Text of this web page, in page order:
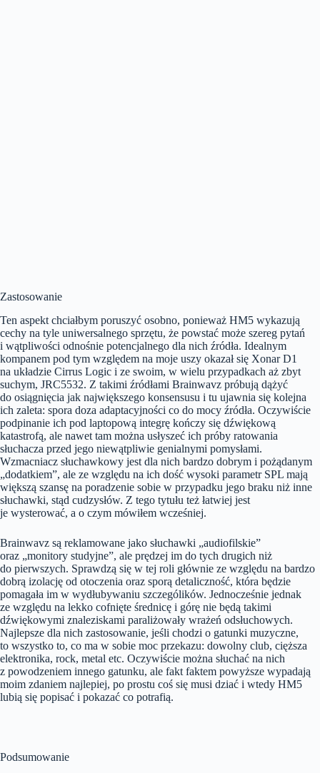
Zastosowanie
Ten aspekt chciałbym poruszyć osobno, ponieważ HM5 wykazują
cechy na tyle uniwersalnego sprzętu, że powstać może szereg pytań
i wątpliwości odnośnie potencjalnego dla nich źródła. Idealnym
kompanem pod tym względem na moje uszy okazał się Xonar D1
na układzie Cirrus Logic i ze swoim, w wielu przypadkach aż zbyt
suchym, JRC5532. Z takimi źródłami Brainwavz próbują dążyć
do osiągnięcia jak największego konsensusu i tu ujawnia się kolejna
ich zaleta: spora doza adaptacyjności co do mocy źródła. Oczywiście
podpinanie ich pod laptopową integrę kończy się dźwiękową
katastrofą, ale nawet tam można usłyszeć ich próby ratowania
słuchacza przed jego niewątpliwie genialnymi pomysłami.
Wzmacniacz słuchawkowy jest dla nich bardzo dobrym i pożądanym
„dodatkiem”, ale ze względu na ich dość wysoki parametr SPL mają
większą szansę na poradzenie sobie w przypadku jego braku niż inne
słuchawki, stąd cudzysłów. Z tego tytułu też łatwiej jest
je wysterować, a o czym mówiłem wcześniej.
Brainwavz są reklamowane jako słuchawki „audiofilskie”
oraz „monitory studyjne”, ale prędzej im do tych drugich niż
do pierwszych. Sprawdzą się w tej roli głównie ze względu na bardzo
dobrą izolację od otoczenia oraz sporą detaliczność, która będzie
pomagała im w wydłubywaniu szczególików. Jednocześnie jednak
ze względu na lekko cofnięte średnicę i górę nie będą takimi
dźwiękowymi znaleziskami paraliżowały wrażeń odsłuchowych.
Najlepsze dla nich zastosowanie, jeśli chodzi o gatunki muzyczne,
to wszystko to, co ma w sobie moc przekazu: dowolny club, cięższa
elektronika, rock, metal etc. Oczywiście można słuchać na nich
z powodzeniem innego gatunku, ale fakt faktem powyższe wypadają
moim zdaniem najlepiej, po prostu coś się musi dziać i wtedy HM5
lubią się popisać i pokazać co potrafią.
Podsumowanie